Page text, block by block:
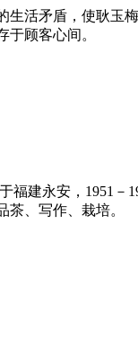
生活矛盾，使耿玉
顾客心间。
福建永安，1951
茶、写作、栽培。